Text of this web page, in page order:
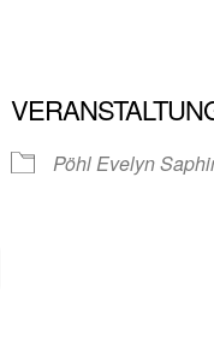
Pöhl Evelyn